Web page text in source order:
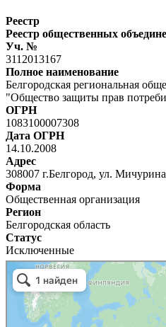
Реестр
Реестр общественных
Уч. №
3112013167
Полное наименование
Белгородская региональная
"Общество защиты прав
ОГРН
1083100007308
Дата ОГРН
14.10.2008
Адрес
308007 г.Белгород, ул.
Форма
Общественная организация
Регион
Белгородская область
Статус
Исключенные